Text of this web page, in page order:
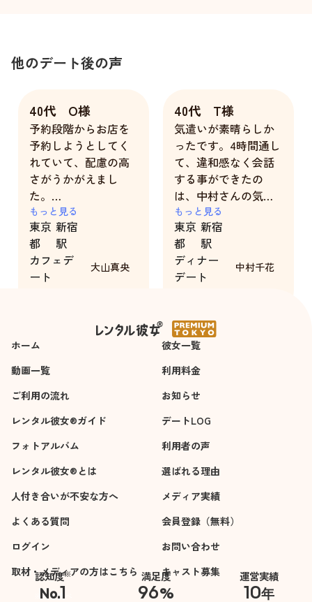
他のデート後の声
40代 O様
予約段階からお店を
予約しようとしてく
れていて、配慮の高
さがうかがえまし
た。
また、表情の豊かさ
や相手を立てるよう
な姿勢にも長けてお
り、ナチュラルにテ
ンポ良く話を展開す
楽しいお時間を共有
することができ、感
謝申し上げます
もっと見る
東京
都
新宿
駅
カフェデ
ート
大山真央
40代 T様
気遣いが素晴らしか
ったです。4時間通し
て、違和感なく会話
する事ができたの
は、中村さんの気遣
かいのお陰だと思い
ます。
もっと見る
東京
都
新宿
駅
ディナー
デート
中村千花
ホーム
彼女一覧
動画一覧
利用料金
ご利用の流れ
お知らせ
レンタル彼女®ガイド
デートLOG
フォトアルバム
利用者の声
レンタル彼女®とは
選ばれる理由
人付き合いが不安な方へ
メディア実績
よくある質問
会員登録（無料）
ログイン
お問い合わせ
取材・メディアの方はこちら
キャスト募集
認知度※
No.1
※自社調べ
満足度
96%
運営実績
10年